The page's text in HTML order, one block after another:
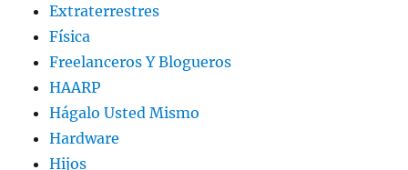
Extraterrestres
Física
Freelanceros Y Blogueros
HAARP
Hágalo Usted Mismo
Hardware
Hijos